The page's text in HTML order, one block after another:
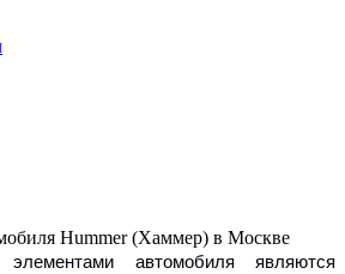
автомобиля являются